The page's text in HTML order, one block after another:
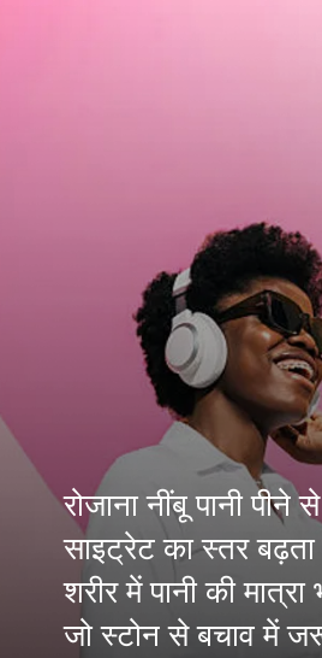
रोजाना नींबू पानी पीने
साइट्रेट का स्तर बढ़ता
शरीर में पानी की मात्रा
जो स्टोन से बचाव में